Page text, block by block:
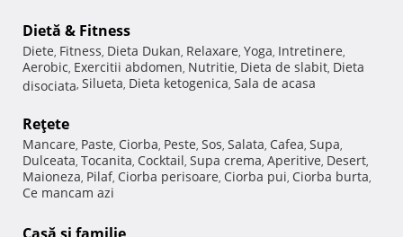
Dietă & Fitness
Diete, Fitness, Dieta Dukan, Relaxare, Yoga, Intretinere,
Aerobic, Exercitii abdomen, Nutritie, Dieta de slabit, Dieta
disociata, Silueta, Dieta ketogenica, Sala de acasa
Reţete
Mancare, Paste, Ciorba, Peste, Sos, Salata, Cafea, Supa,
Dulceata, Tocanita, Cocktail, Supa crema, Aperitive, Desert,
Maioneza, Pilaf, Ciorba perisoare, Ciorba pui, Ciorba burta,
Ce mancam azi